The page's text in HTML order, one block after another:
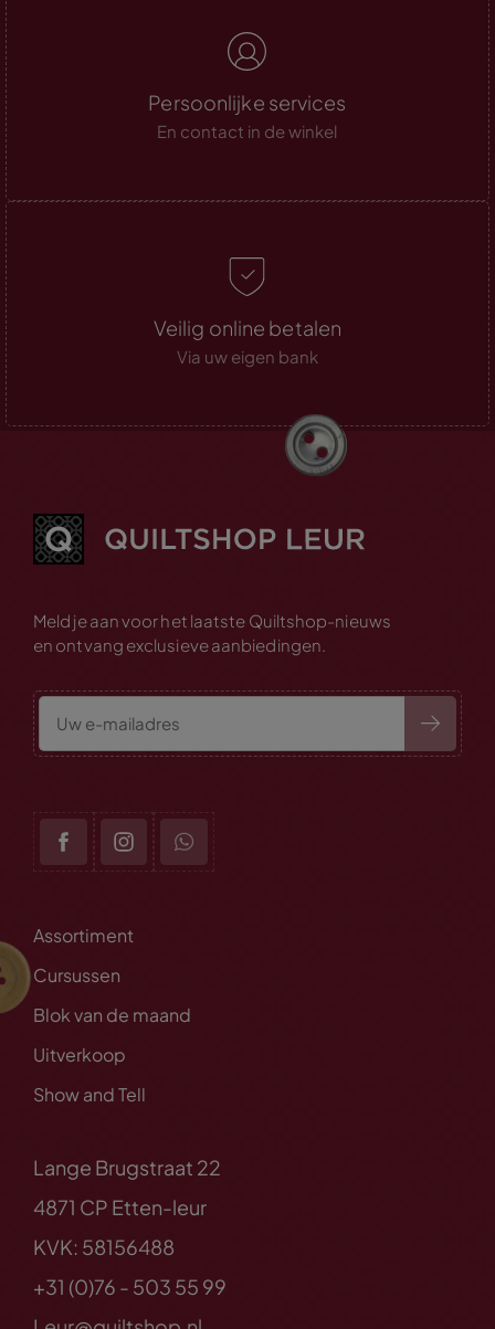
Persoonlijke services
En contact in de winkel
Veilig online betalen
Via uw eigen bank
Meld je aan voor het laatste Quiltshop-nieuws
en ontvang exclusieve aanbiedingen.
Assortiment
Cursussen
Blok van de maand
Uitverkoop
Show and Tell
Lange Brugstraat 22
4871 CP Etten-leur
KVK: 58156488
+31 (0)76 - 503 55 99